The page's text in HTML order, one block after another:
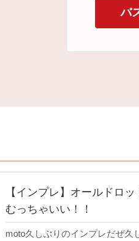
バ
【インプレ】オールド
むっちゃいい！！
moto久しぶりのインプレだぜ久